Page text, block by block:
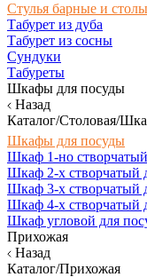
Стулья барные и
Табурет из дуба
Табурет из сосны
Сундуки
Табуреты
Шкафы для посуды
Назад
Каталог/Столовая/
Шкафы для посуды
Шкаф 1-но
Шкаф 2-х створчатый
Шкаф 3-х створчатый
Шкаф 4-х створчатый
Шкаф угловой для
Прихожая
Назад
Каталог/Прихожая